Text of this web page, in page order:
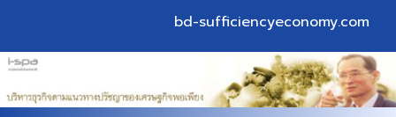
bd-sufficiencyeconomy.com